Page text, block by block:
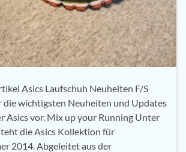
Asics Laufschuh Neuheiten F/S
die wichtigsten Neuheiten und Updates
Asics vor. Mix up your Running Unter
die Asics Kollektion für
2014. Abgeleitet aus der